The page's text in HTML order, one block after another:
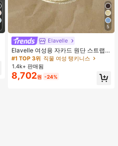
5
Elavelle
Elavelle 여성용 자카드 원단 스트랩
불가사리 장식 홀터 탑, 봄/여름에 적
합 (탑만 포함, 반바지 미포함)
#1 TOP 3위 직물 여성 탱키니스
1.4k+ 판매됨
8,702원 -24%